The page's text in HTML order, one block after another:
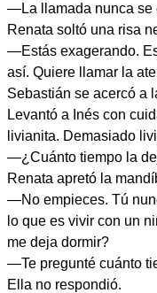
—La llamada nunca se
Renata soltó una risa
—Estás exagerando.
así. Quiere llamar la
Sebastián se acercó a
Levantó a Inés con
livianita. Demasiado
—¿Cuánto tiempo la
Renata apretó la
—No empieces. Tú
lo que es vivir con un
me deja dormir?
—Te pregunté cuánto
Ella no respondió.